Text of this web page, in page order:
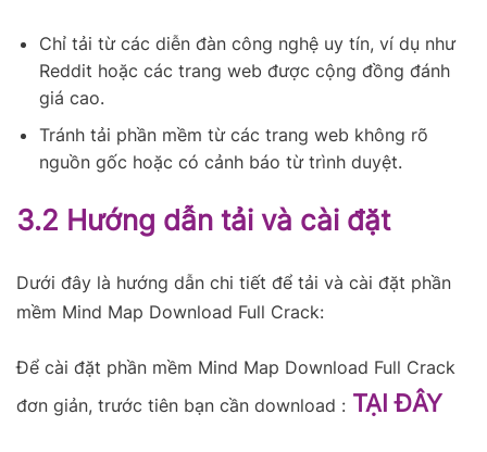
Chỉ tải từ các diễn đàn công nghệ uy tín, ví dụ như
Reddit hoặc các trang web được cộng đồng đánh
giá cao.
Tránh tải phần mềm từ các trang web không rõ
nguồn gốc hoặc có cảnh báo từ trình duyệt.
3.2 Hướng dẫn tải và cài đặt
Dưới đây là hướng dẫn chi tiết để tải và cài đặt phần
mềm Mind Map Download Full Crack:
Để cài đặt phần mềm Mind Map Download Full Crack
đơn giản, trước tiên bạn cần download : TẠI ĐÂY